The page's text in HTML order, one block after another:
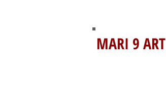
MARI 9 ART